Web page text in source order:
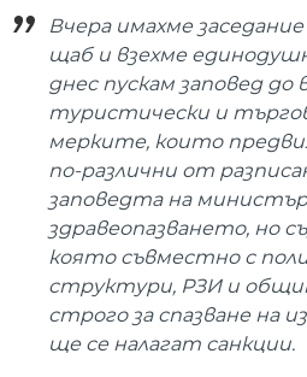
Вчера имахме
щаб и взехме
днес пускам заповед до
туристически и
мерките, които
по-различни от
заповедта на
здравеопазването, но
която съвместно с
структури, РЗИ и
строго за спазване на
ще се налагат санкции.